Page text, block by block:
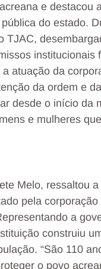
e destacou
do estado.
TJAC,
atuação da
da ordem e
desde o início
e mulheres
Melo, ressaltou
pela
a
construiu
“São 110
o povo